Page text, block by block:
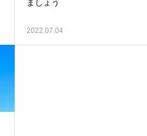
ましょう
2022.07.04